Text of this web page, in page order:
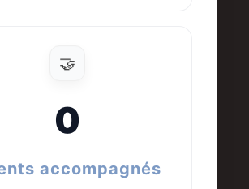
🤝
0
accompagnés